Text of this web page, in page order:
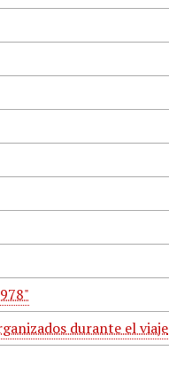
durante el viaje